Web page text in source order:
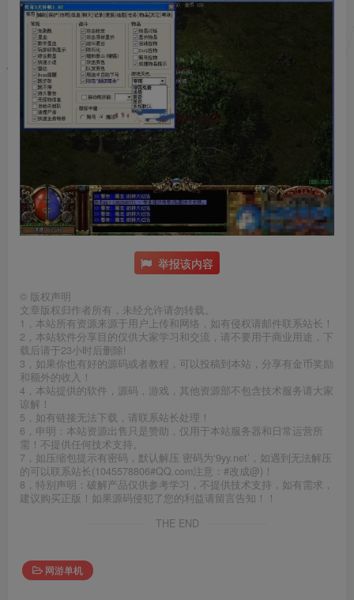
举报该内容
© 版权声明
文章版权归作者所有，未经允许请勿转载。
1，本站所有资源来源于用户上传和网络，如有侵权请邮件联系站长！
2，本站软件分享目的仅供大家学习和交流，请不要用于商业用途，下
载后请于23小时后删除!
3，如果你也有好的源码或者教程，可以投稿到本站，分享有金币奖励
和额外的收入！
4，本站提供的软件，源码，游戏，其他资源部不包含技术服务请大家
谅解！
5，如有链接无法下载，请联系站长处理！
6，申明：本站资源出售只是赞助，仅用于本站服务器和日常运营所
需！不提供任何技术支持。
7，如压缩包提示有密码，默认解压 密码为‘9yy.net’，如遇到无法解压
的可以联系站长(1045578806#QQ.com注意：#改成@)！
8，特别声明：破解产品仅供参考学习，不提供技术支持，如有需求，
建议购买正版！如果源码侵犯了您的利益请留言告知！！
THE END
网游单机